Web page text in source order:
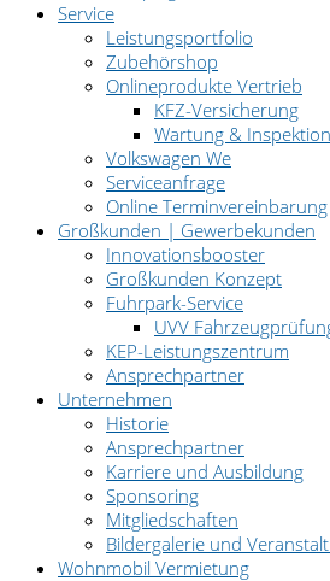
Service
Leistungsportfolio
Zubehörshop
Onlineprodukte Vertrieb
KFZ-Versicherung
Wartung & Inspektion
Volkswagen We
Serviceanfrage
Online Terminvereinbarung
Großkunden | Gewerbekunden
Innovationsbooster
Großkunden Konzept
Fuhrpark-Service
UVV
KEP-Leistungszentrum
Ansprechpartner
Unternehmen
Historie
Ansprechpartner
Karriere und Ausbildung
Sponsoring
Mitgliedschaften
Bildergalerie und
Wohnmobil Vermietung